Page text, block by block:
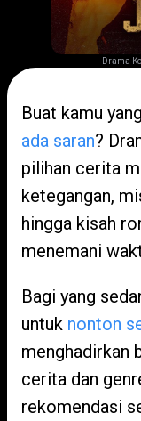
Drama
Buat kamu yang
ada saran?
pilihan cerita
ketegangan,
hingga kisah
menemani
Bagi yang
untuk nonton
menghadirkan
cerita dan
rekomendasi